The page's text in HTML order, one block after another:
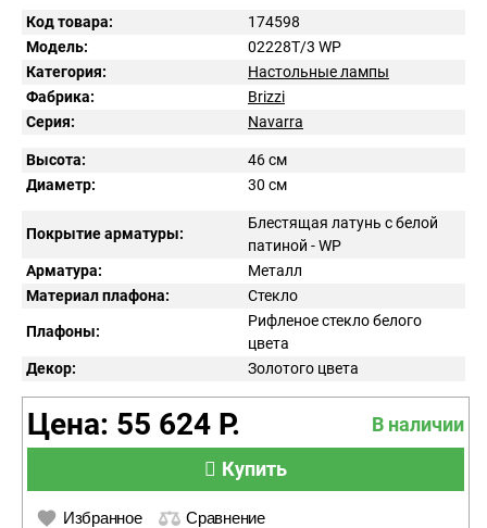
Код товара:
174598
Модель:
02228T/3 WP
Категория:
Настольные лампы
Фабрика:
Brizzi
Серия:
Navarra
Высота:
46 см
Диаметр:
30 см
Покрытие арматуры:
Блестящая латунь с белой
патиной - WP
Арматура:
Металл
Материал плафона:
Стекло
Плафоны:
Рифленое стекло белого
цвета
Декор:
Золотого цвета
Цена: 55 624 Р.
В наличии
Купить
Избранное Сравнение